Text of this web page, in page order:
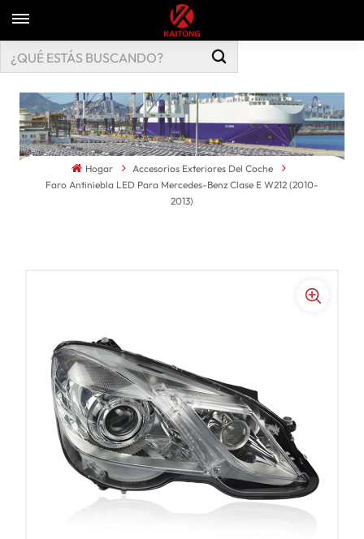
Hogar
Accesorios Exteriores Del Coche
Faro Antiniebla LED Para Mercedes-Benz Clase E W212 (2010-
2013)